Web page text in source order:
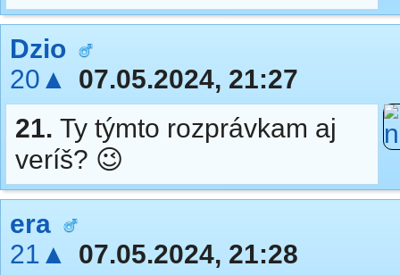
Dzio
20▲
07.05.2024, 21:27
21. Ty týmto rozprávkam aj
veríš? 😉
era
21▲
07.05.2024, 21:28